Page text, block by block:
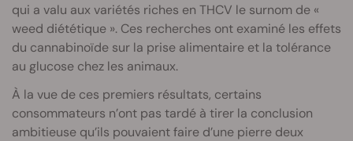
qui a valu aux variétés riches en THCV le surnom de «
weed diététique ». Ces recherches ont examiné les effets
du cannabinoïde sur la prise alimentaire et la tolérance
au glucose chez les animaux.
À la vue de ces premiers résultats, certains
consommateurs n’ont pas tardé à tirer la conclusion
ambitieuse qu’ils pouvaient faire d’une pierre deux